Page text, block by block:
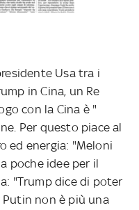
Usa tra i
in Cina, un Re
con la Cina è "
Per questo piace al
ed energia: "Meloni
poche idee per il
"Trump dice di poter
Putin non è più una